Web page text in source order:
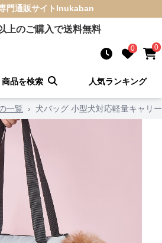
門通販サイト Inukaban
上のご購入で送料無料
0 0
商品を検索 人気ランキング
一覧 › 犬バッグ 小型犬対応軽量キャリ